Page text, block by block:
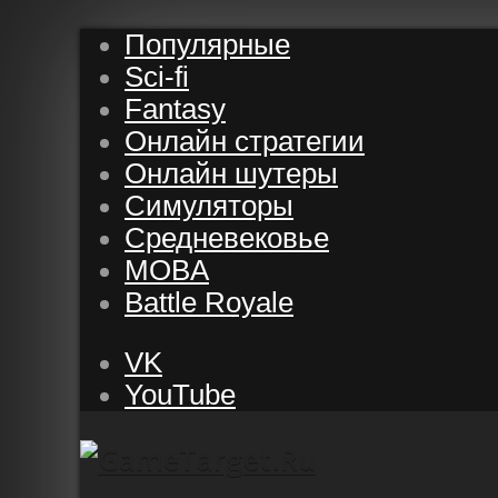
Популярные
Sci-fi
Fantasy
Онлайн стратегии
Онлайн шутеры
Симуляторы
Средневековье
MOBA
Battle Royale
VK
YouTube